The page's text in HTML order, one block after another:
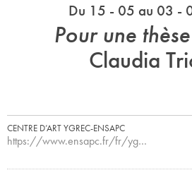
Du 15 - 05 au 03 -
Pour une
Claudia
CENTRE D’ART YGREC-ENSAPC
https://www.ensapc.fr/fr/yg…